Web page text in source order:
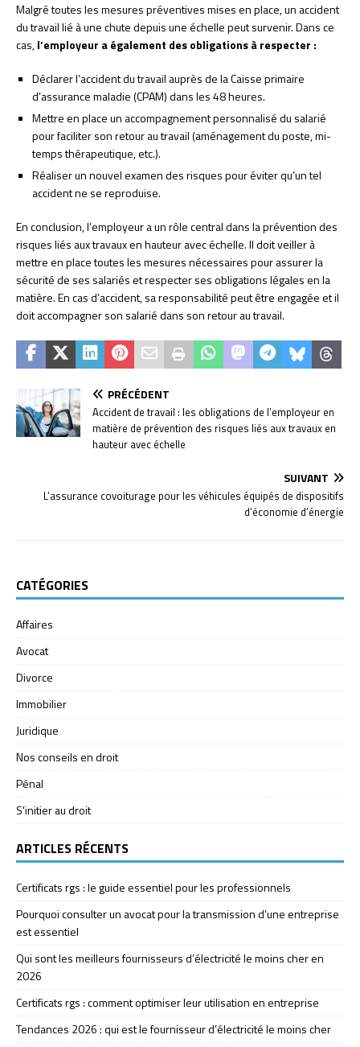
Malgré toutes les mesures préventives mises en place, un accident
du travail lié à une chute depuis une échelle peut survenir. Dans ce
cas,l’employeur a également des obligations à respecter :
Déclarer l’accident du travail auprès de la Caisse primaire
d’assurance maladie (CPAM) dans les 48 heures.
Mettre en place un accompagnement personnalisé du salarié
pour faciliter son retour au travail (aménagement du poste, mi-
temps thérapeutique, etc.).
Réaliser un nouvel examen des risques pour éviter qu’un tel
accident ne se reproduise.
En conclusion, l’employeur a un rôle central dans la prévention des
risques liés aux travaux en hauteur avec échelle. Il doit veiller à
mettre en place toutes les mesures nécessaires pour assurer la
sécurité de ses salariés et respecter ses obligations légales en la
matière. En cas d’accident, sa responsabilité peut être engagée et il
doit accompagner son salarié dans son retour au travail.
PRÉCÉDENT
Accident de travail : les obligations de l’employeur en
matière de prévention des risques liés aux travaux en
hauteur avec échelle
SUIVANT
L’assurance covoiturage pour les véhicules équipés de dispositifs
d’économie d’énergie
CATÉGORIES
Affaires
Avocat
Divorce
Immobilier
Juridique
Nos conseils en droit
Pénal
S'initier au droit
ARTICLES RÉCENTS
Certificats rgs : le guide essentiel pour les professionnels
Pourquoi consulter un avocat pour la transmission d’une entreprise
est essentiel
Qui sont les meilleurs fournisseurs d’électricité le moins cher en
2026
Certificats rgs : comment optimiser leur utilisation en entreprise
Tendances 2026 : qui est le fournisseur d’électricité le moins cher